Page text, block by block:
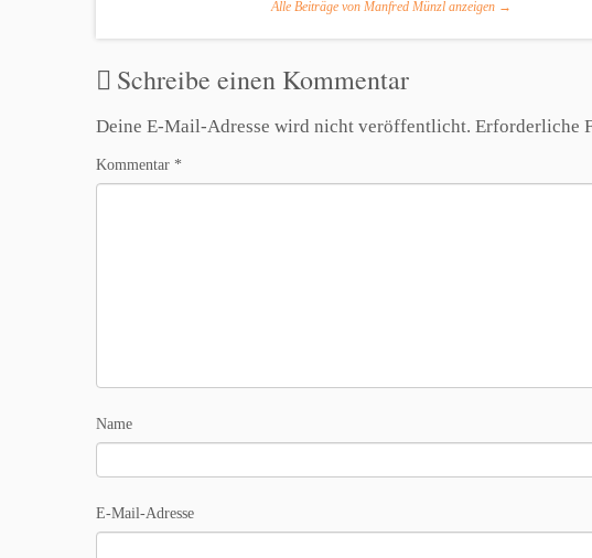
Alle Beiträge von Manfred Münzl anzeigen →
Schreibe einen Kommentar
Deine E-Mail-Adresse wird nicht veröffentlicht. Erforderliche
Kommentar *
Name
E-Mail-Adresse